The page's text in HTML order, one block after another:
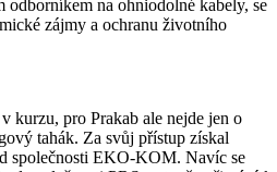
odborníkem na ohniodolné kabely, se
zájmy a ochranu životního
kurzu, pro Prakab ale nejde jen o
tahák. Za svůj přístup získal
společnosti EKO-KOM. Navíc se